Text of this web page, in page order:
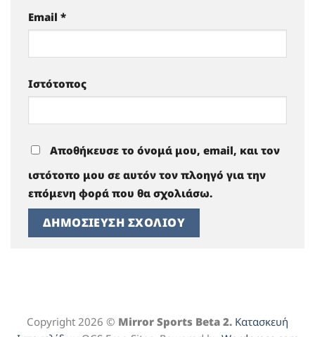
Email *
Ιστότοπος
Αποθήκευσε το όνομά μου, email, και τον
ιστότοπο μου σε αυτόν τον πλοηγό για την
επόμενη φορά που θα σχολιάσω.
Copyright 2026 © Mirror Sports Beta 2. Κατασκευή